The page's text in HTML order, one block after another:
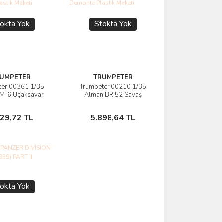
Yok
00361 1/35
6 Uçaksavar
TL
İncele
Yok
Stokta Yok
TRUMPETER
Trumpeter 00210 1/35
Alman BR 52 Savaş
5.898,64 TL
Ürünü İncele
Stokta Yok
Yok